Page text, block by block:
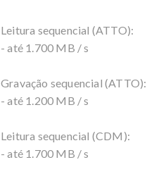
Leitura sequencial (ATTO):
- até 1.700 MB / s
Gravação sequencial (ATTO):
- até 1.200 MB / s
Leitura sequencial (CDM):
- até 1.700 MB / s